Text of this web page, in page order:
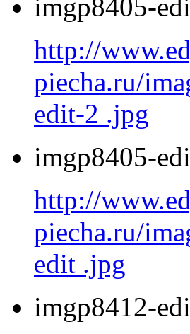
imgp8405-
http://
piecha.ru/
edit-2 .jpg
imgp8405-
http://
piecha.ru/
edit .jpg
imgp8412-